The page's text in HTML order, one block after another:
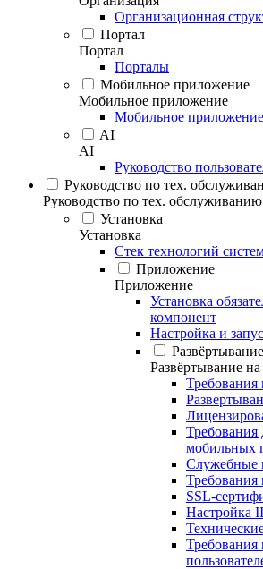
Организационная
Портал
Портал
Порталы
Мобильное приложение
Мобильное приложение
Мобильное приложение
AI
AI
Руководство
Руководство по тех.
Руководство по тех. обслуживанию
Установка
Установка
Стек технологий
Приложение
Приложение
Установка
компонент
Настройка и
Развёртывание
Требования
мобильных
Служебные
SSL-
Настройка
Требования